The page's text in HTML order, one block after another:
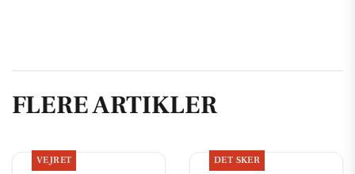
FLERE ARTIKLER
VEJRET DET SKER